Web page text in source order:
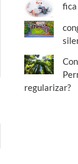
fica
regularizar?